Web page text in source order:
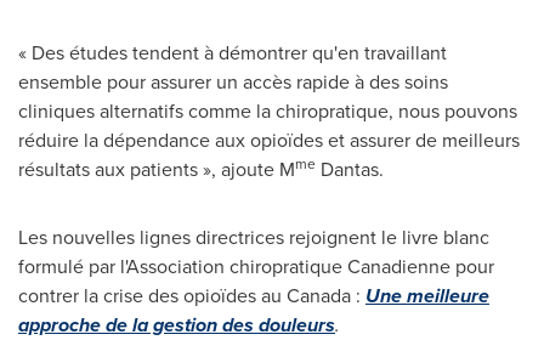
« Des études tendent à démontrer qu'en travaillant
ensemble pour assurer un accès rapide à des soins
cliniques alternatifs comme la chiropratique, nous pouvons
réduire la dépendance aux opioïdes et assurer de meilleurs
résultats aux patients », ajoute Mme Dantas.
Les nouvelles lignes directrices rejoignent le livre blanc
formulé par l'Association chiropratique Canadienne pour
contrer la crise des opioïdes au Canada : Une meilleure
approche de la gestion des douleurs.